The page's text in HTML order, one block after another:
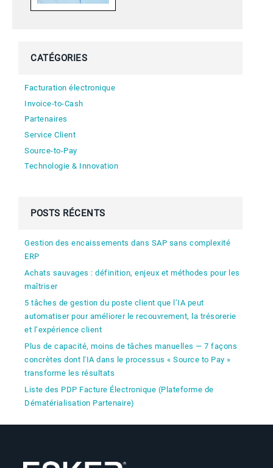
CATÉGORIES
Facturation électronique
Invoice-to-Cash
Partenaires
Service Client
Source-to-Pay
Technologie & Innovation
POSTS RÉCENTS
Gestion des encaissements dans SAP sans complexité
ERP
Achats sauvages : définition, enjeux et méthodes pour les
maîtriser
5 tâches de gestion du poste client que l’IA peut
automatiser pour améliorer le recouvrement, la trésorerie
et l’expérience client
Plus de capacité, moins de tâches manuelles — 7 façons
concrètes dont l'IA dans le processus « Source to Pay »
transforme les résultats
Liste des PDP Facture Électronique (Plateforme de
Dématérialisation Partenaire)